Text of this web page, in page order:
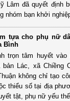
Lâm đã quyết định
nhóm bạn khởi
tựa cho phụ nữ
Bình
trọn tâm huyết
bản Lác, xã Chiềng
không chỉ tạo
thiểu số tại địa
tật, phụ nữ yếu